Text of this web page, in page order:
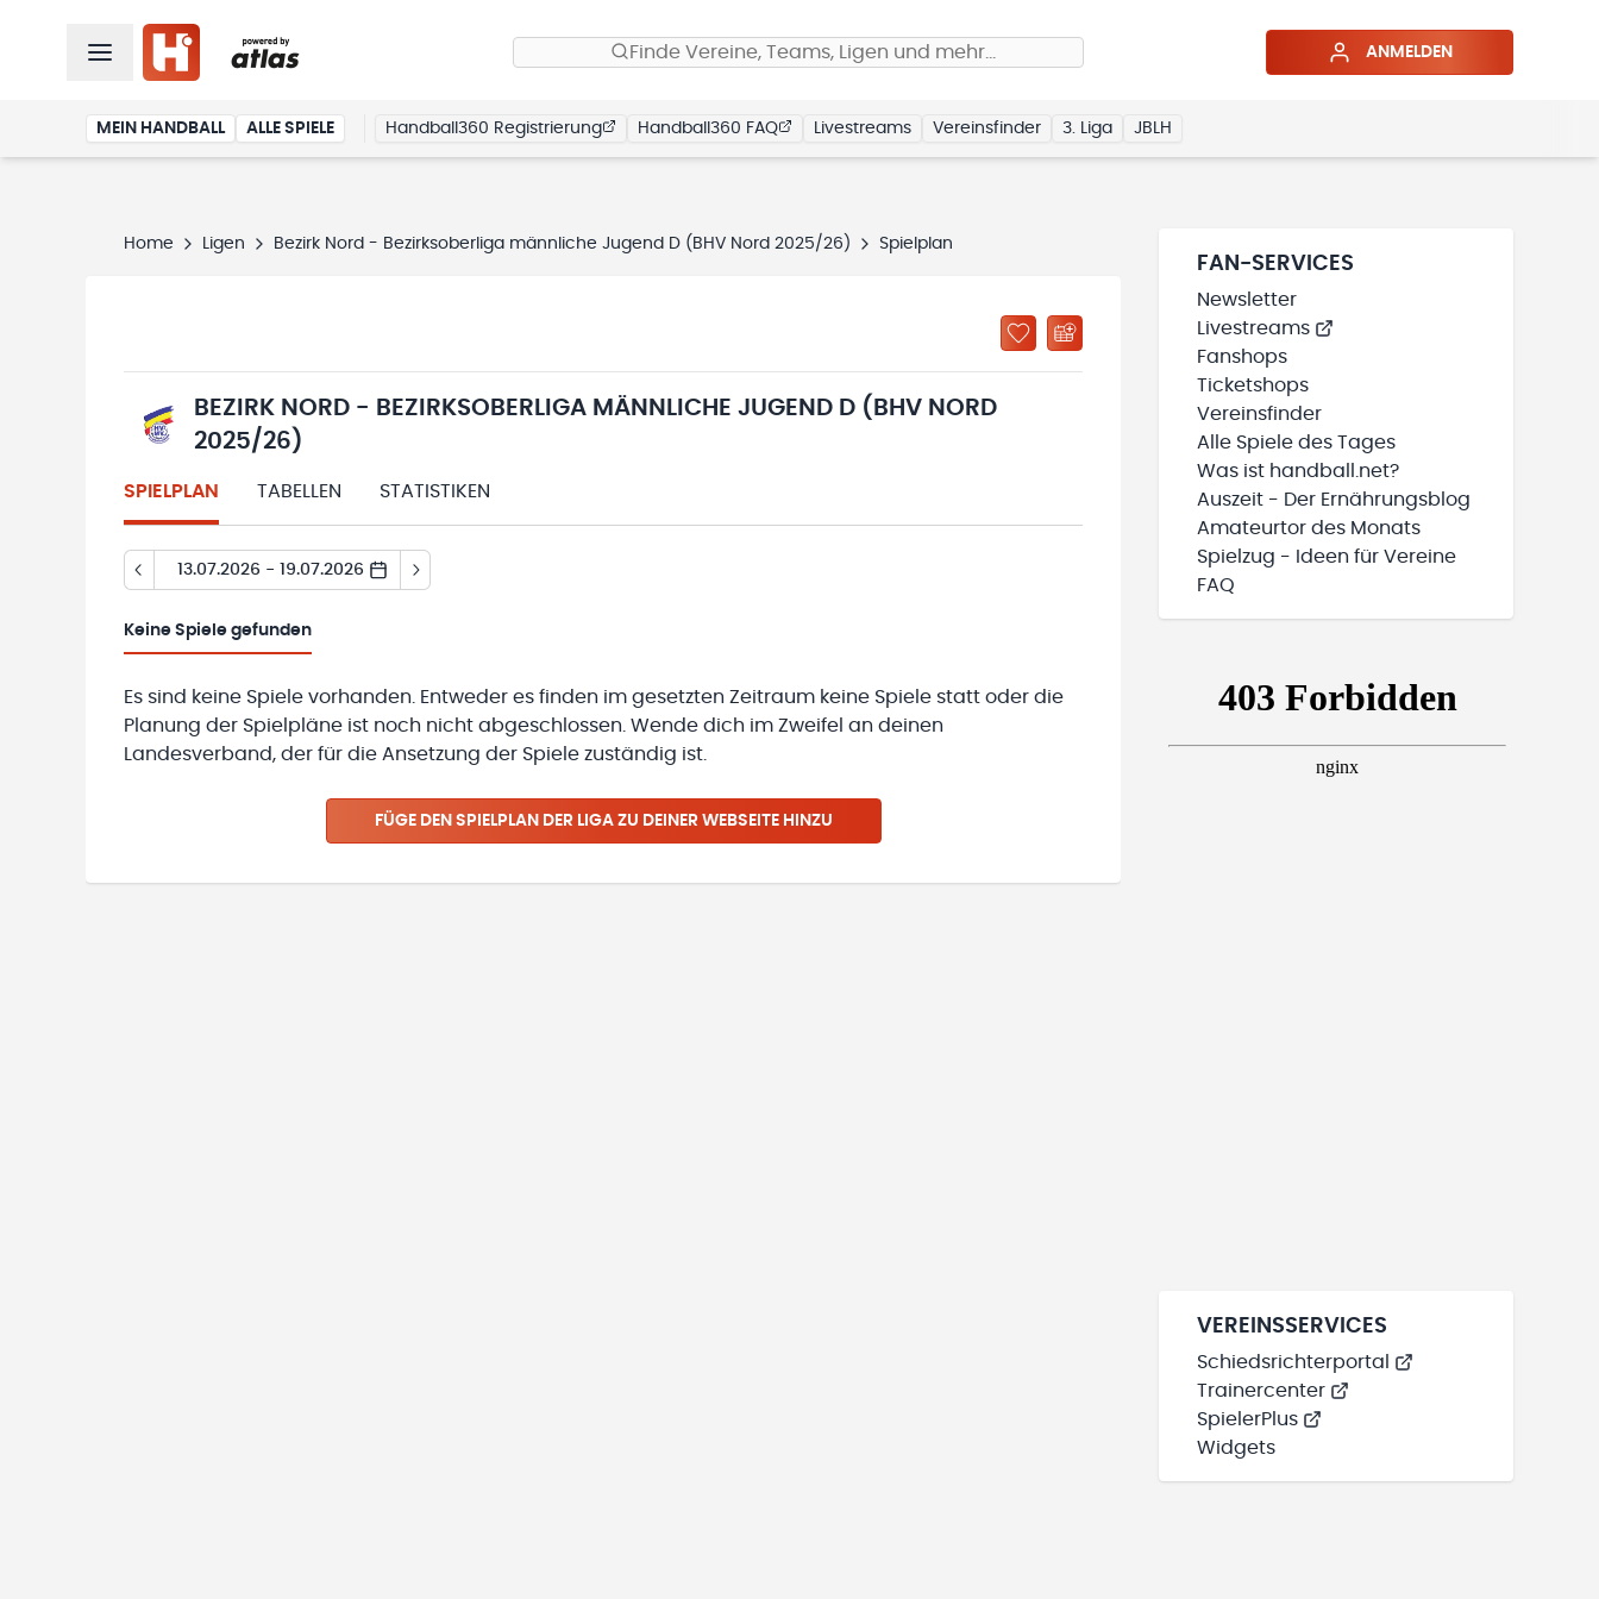
Finde Vereine, Teams, Ligen und mehr… ANMELDEN
MEIN HANDBALL ALLE SPIELE Handball360 Registrierung Handball360 FAQ Livestreams Vereinsfinder 3. Liga JBLH
Home Ligen Bezirk Nord - Bezirksoberliga männliche Jugend D (BHV Nord 2025/26) Spielplan
BEZIRK NORD - BEZIRKSOBERLIGA MÄNNLICHE JUGEND D (BHV NORD
2025/26)
SPIELPLAN TABELLEN STATISTIKEN
13.07.2026 - 19.07.2026
Keine Spiele gefunden
Es sind keine Spiele vorhanden. Entweder es finden im gesetzten Zeitraum keine Spiele statt oder die
Planung der Spielpläne ist noch nicht abgeschlossen. Wende dich im Zweifel an deinen
Landesverband, der für die Ansetzung der Spiele zuständig ist.
FÜGE DEN SPIELPLAN DER LIGA ZU DEINER WEBSEITE HINZU
FAN-SERVICES
Newsletter
Livestreams
Fanshops
Ticketshops
Vereinsfinder
Alle Spiele des Tages
Was ist handball.net?
Auszeit - Der Ernährungsblog
Amateurtor des Monats
Spielzug - Ideen für Vereine
FAQ
VEREINSSERVICES
Schiedsrichterportal
Trainercenter
SpielerPlus
Widgets